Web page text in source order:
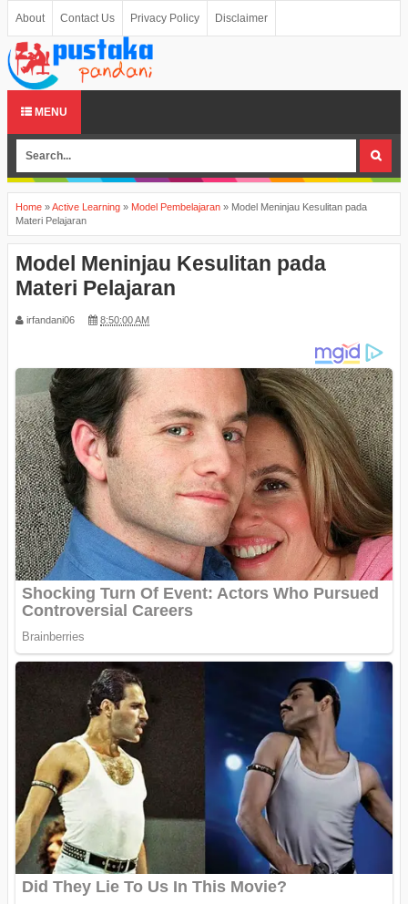
About Contact Us Privacy Policy Disclaimer
MENU
Home »Active Learning » Model Pembelajaran » Model Meninjau Kesulitan pada
Materi Pelajaran
Model Meninjau Kesulitan pada
Materi Pelajaran
irfandani06 8:50:00 AM